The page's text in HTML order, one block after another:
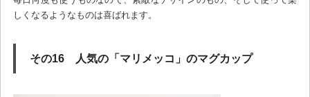
しくなるようなものは喜ばれます。
その16 人気の「マリメッコ」のマグカップ